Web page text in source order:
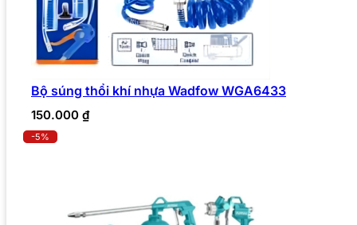
Bộ súng thổi khí nhựa Wadfow WGA6433
150.000 ₫
-5%